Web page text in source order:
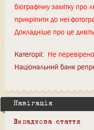
біографічну замітку про
прикріпити до неї
Докладніше про це
Категорії: Не перевірено
Національний банк
Навігація
Випадкова стаття